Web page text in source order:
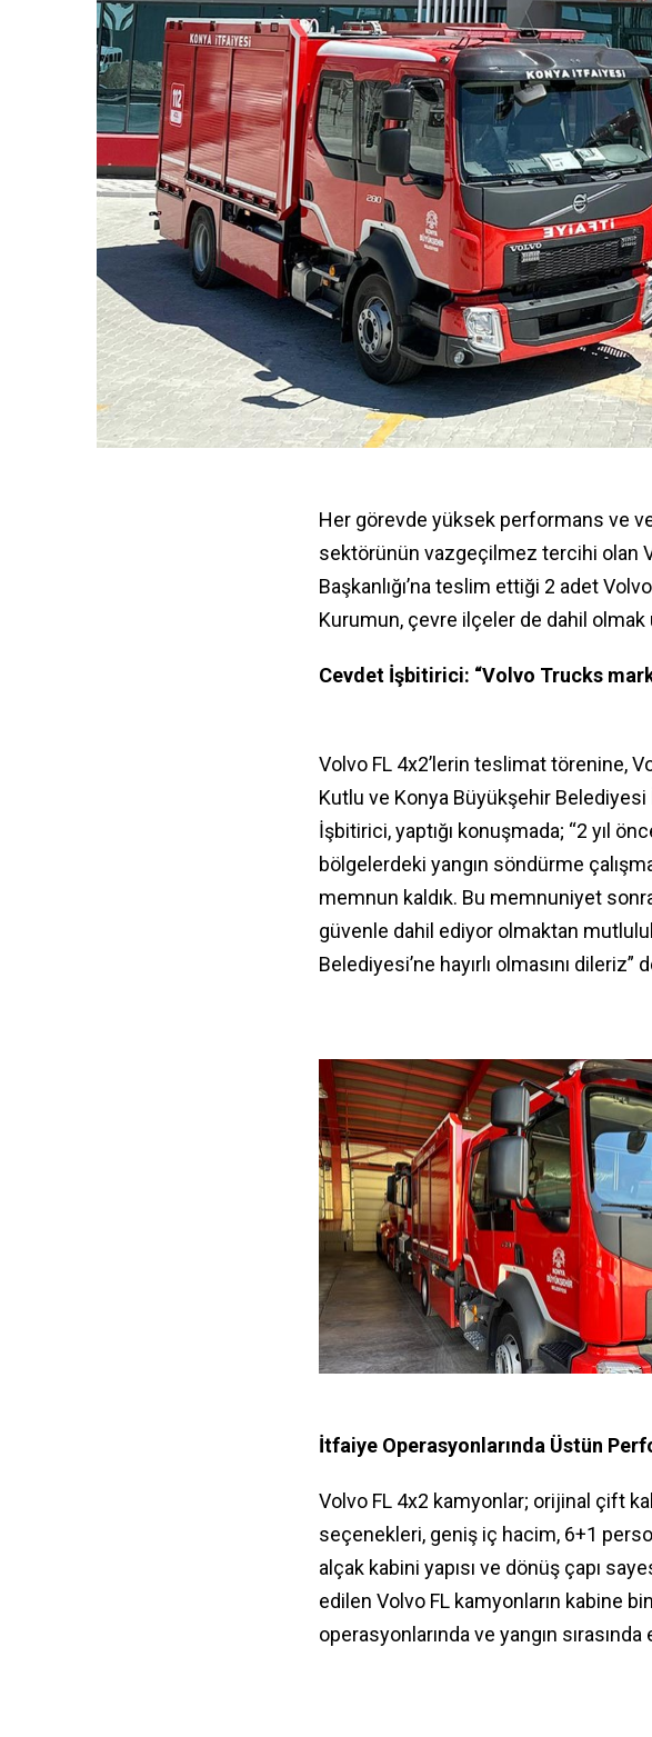
Her görevde yüksek performans ve
sektörünün vazgeçilmez tercihi olan
Başkanlığı’na teslim ettiği 2 adet
Kurumun, çevre ilçeler de dahil
Cevdet İşbitirici: “Volvo Trucks
Volvo FL 4x2’lerin teslimat törenine,
Kutlu ve Konya Büyükşehir Belediyesi
İşbitirici, yaptığı konuşmada; “2 yıl
bölgelerdeki yangın söndürme
memnun kaldık. Bu memnuniyet
güvenle dahil ediyor olmaktan
Belediyesi’ne hayırlı olmasını dileriz”
İtfaiye Operasyonlarında Üstün
Volvo FL 4x2 kamyonlar; orijinal çift
seçenekleri, geniş iç hacim, 6+1
alçak kabini yapısı ve dönüş çapı
edilen Volvo FL kamyonların kabine
operasyonlarında ve yangın